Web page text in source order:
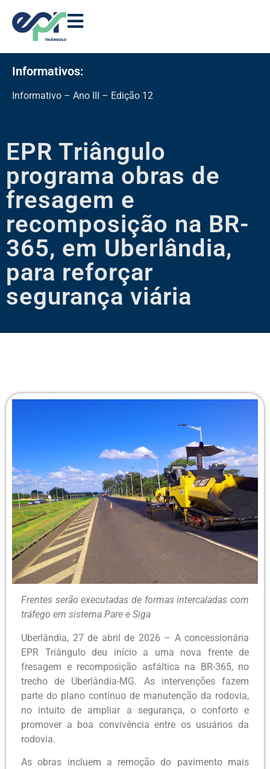
Informativos:
Informativo – Ano III – Edição 12
EPR Triângulo
programa obras de
fresagem e
recomposição na BR-
365, em Uberlândia,
para reforçar
segurança viária
Frentes serão executadas de formas intercaladas com
tráfego em sistema Pare e Siga
Uberlândia, 27 de abril de 2026 – A concessionária
EPR Triângulo deu início a uma nova frente de
fresagem e recomposição asfáltica na BR-365, no
trecho de Uberlândia-MG. As intervenções fazem
parte do plano contínuo de manutenção da rodovia,
no intuito de ampliar a segurança, o conforto e
promover a boa convivência entre os usuários da
rodovia.
As obras incluem a remoção do pavimento mais